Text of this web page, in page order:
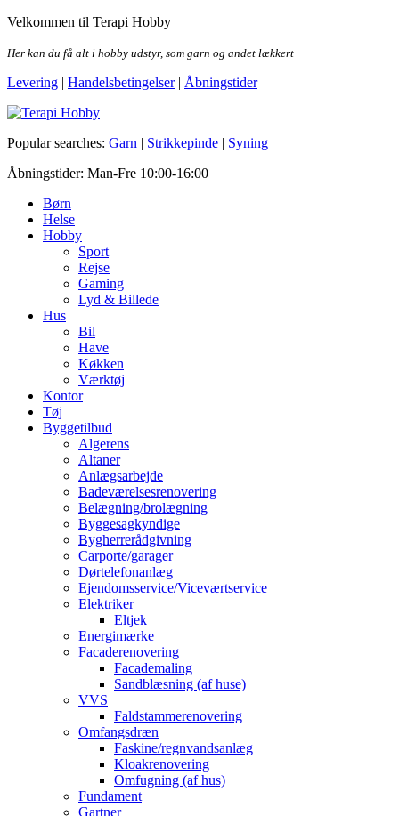
Skip
the
Velkommen til Terapi Hobby
Her kan du få alt i hobby udstyr, som garn og andet lækkert
Levering | Handelsbetingelser| Åbningstider
Terapi Hobby
Popular searches: Garn | Strikkepinde | Syning
Åbningstider: Man-Fre 10:00-16:00
Børn
Helse
Hobby
Sport
Rejse
Gaming
Lyd & Billede
Hus
Bil
Have
Køkken
Værktøj
Kontor
Tøj
Byggetilbud
Algerens
Altaner
Anlægsarbejde
Badeværelsesrenovering
Belægning/brolægning
Byggesagkyndige
Bygherrerådgivning
Carporte/garager
Dørtelefonanlæg
Ejendomsservice/Viceværtservice
Elektriker
Eltjek
Energimærke
Facaderenovering
Facademaling
Sandblæsning (af huse)
VVS
Faldstammerenovering
Omfangsdræn
Faskine/regnvandsanlæg
Kloakrenovering
Omfugning (af hus)
Fundament
Gartner